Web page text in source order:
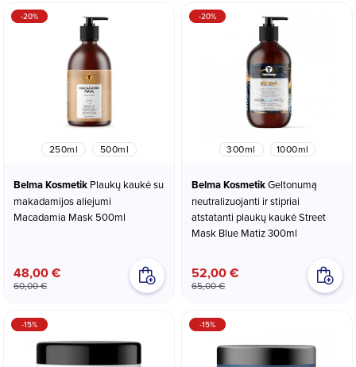
250ml 500ml
Belma Kosmetik
makadamijos aliejumi
Macadamia Mask 500ml
48,00 €
60,00 €
-20%
300ml 1000ml
Belma Kosmetik
neutralizuojanti ir stipriai
atstatanti plaukų kaukė Street
Mask Blue Matiz 300ml
52,00 €
65,00 €
-20%
-15% -15%